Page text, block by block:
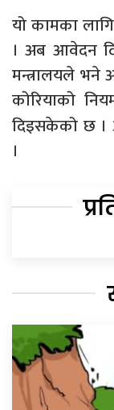
यो कामका
। अब आवेदन
मन्त्रालयले भने
कोरियाको
दिइसकेको छ
।